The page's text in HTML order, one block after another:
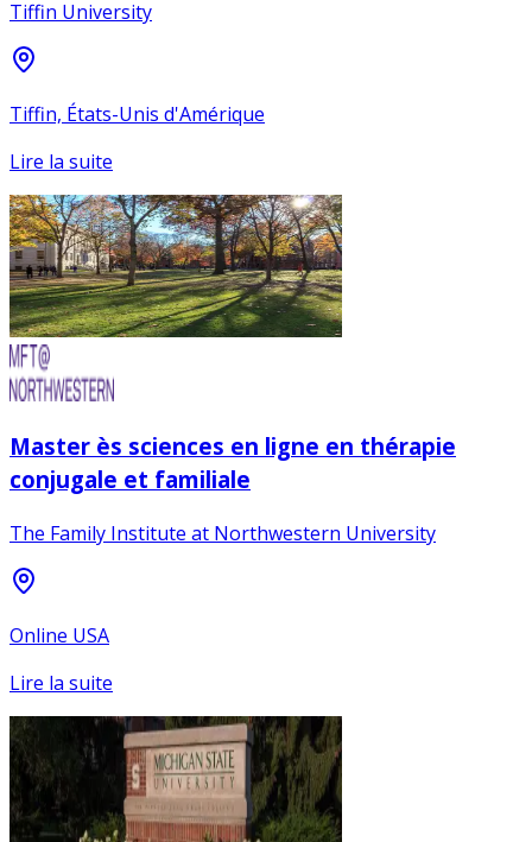
Tiffin University
Tiffin, États-Unis d'Amérique
Lire la suite
Master ès sciences en ligne en thérapie
conjugale et familiale
The Family Institute at Northwestern University
Online USA
Lire la suite